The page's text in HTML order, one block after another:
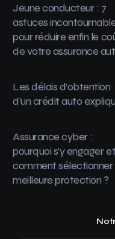
Jeune conducteur : 7
astuces
pour réduire enfin le
de votre assurance
Les délais d’obtention
d’un crédit auto
Assurance cyber :
pourquoi s’y engager et
comment sélectionner
meilleure protection ?